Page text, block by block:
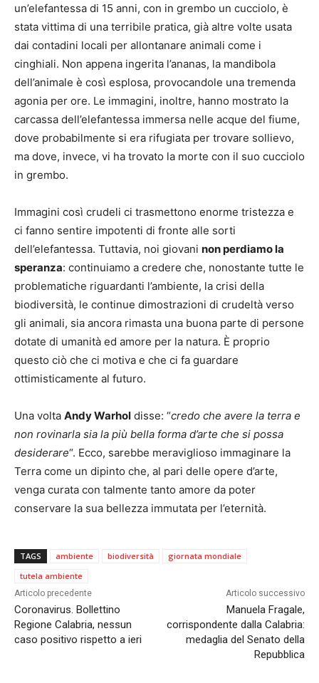
un’elefantessa di 15 anni, con in grembo un cucciolo, è
stata vittima di una terribile pratica, già altre volte usata
dai contadini locali per allontanare animali come i
cinghiali. Non appena ingerita l’ananas, la mandibola
dell’animale è così esplosa, provocandole una tremenda
agonia per ore. Le immagini, inoltre, hanno mostrato la
carcassa dell’elefantessa immersa nelle acque del fiume,
dove probabilmente si era rifugiata per trovare sollievo,
ma dove, invece, vi ha trovato la morte con il suo cucciolo
in grembo.
Immagini così crudeli ci trasmettono enorme tristezza e
ci fanno sentire impotenti di fronte alle sorti
dell’elefantessa. Tuttavia, noi giovani non perdiamo la
speranza: continuiamo a credere che, nonostante tutte le
problematiche riguardanti l’ambiente, la crisi della
biodiversità, le continue dimostrazioni di crudeltà verso
gli animali, sia ancora rimasta una buona parte di persone
dotate di umanità ed amore per la natura. È proprio
questo ciò che ci motiva e che ci fa guardare
ottimisticamente al futuro.
Una volta Andy Warhol disse: “credo che avere la terra e
non rovinarla sia la più bella forma d’arte che si possa
desiderare“. Ecco, sarebbe meraviglioso immaginare la
Terra come un dipinto che, al pari delle opere d’arte,
venga curata con talmente tanto amore da poter
conservare la sua bellezza immutata per l’eternità.
TAGS ambiente biodiversità
giornata mondiale
tutela ambiente
Articolo precedente
Coronavirus. Bollettino
Regione Calabria, nessun
caso positivo rispetto a ieri
Articolo successivo
Manuela Fragale,
corrispondente dalla Calabria:
medaglia del Senato della
Repubblica